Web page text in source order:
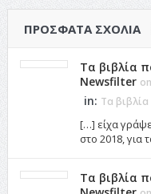
ΠΡΌΣΦΑΤΑ ΣΧΌΛΙΑ
Τα βιβλία
Newsfilter
in: Τα
[…] είχα
στο 2018, για
Τα βιβλία